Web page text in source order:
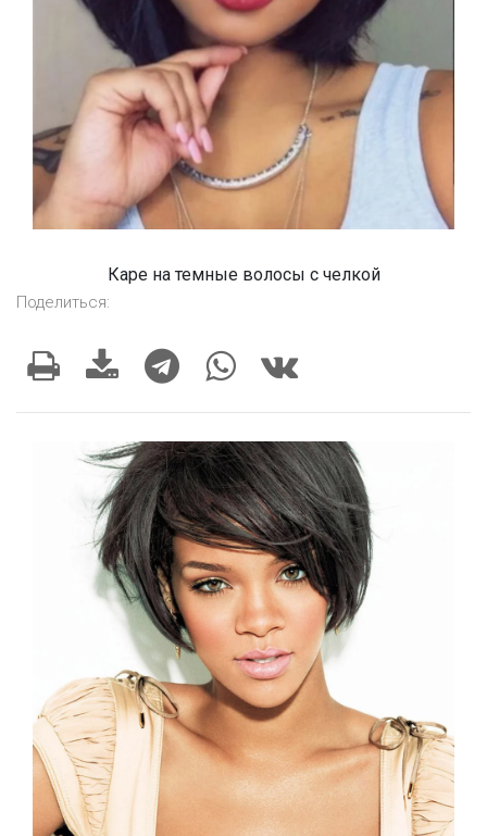
Каре на темные волосы с челкой
Поделиться: